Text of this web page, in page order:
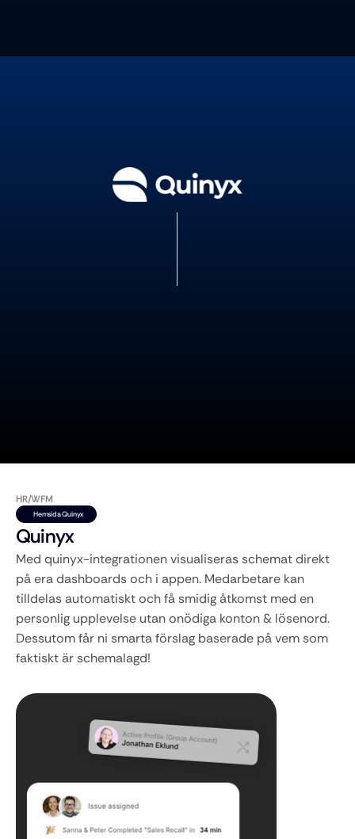
HR/WFM
Hemsida Quinyx
Quinyx
Med quinyx-integrationen visualiseras schemat direkt
på era dashboards och i appen. Medarbetare kan
tilldelas automatiskt och få smidig åtkomst med en
personlig upplevelse utan onödiga konton & lösenord.
Dessutom får ni smarta förslag baserade på vem som
faktiskt är schemalagd!